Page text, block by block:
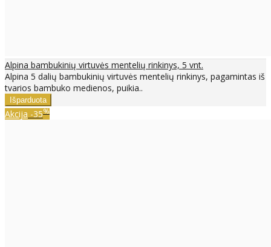
Alpina bambukinių virtuvės mentelių rinkinys, 5 vnt.
Alpina 5 dalių bambukinių virtuvės mentelių rinkinys, pagamintas iš
tvarios bambuko medienos, puikia..
Akcija -35%